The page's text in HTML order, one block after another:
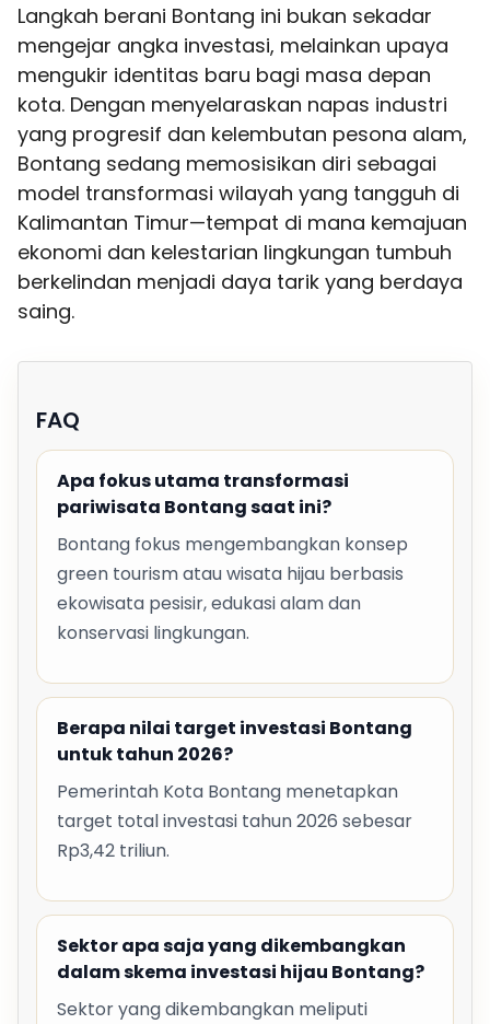
Langkah berani Bontang ini bukan sekadar
mengejar angka investasi, melainkan upaya
mengukir identitas baru bagi masa depan
kota. Dengan menyelaraskan napas industri
yang progresif dan kelembutan pesona alam,
Bontang sedang memosisikan diri sebagai
model transformasi wilayah yang tangguh di
Kalimantan Timur—tempat di mana kemajuan
ekonomi dan kelestarian lingkungan tumbuh
berkelindan menjadi daya tarik yang berdaya
saing.
FAQ
Apa fokus utama transformasi
pariwisata Bontang saat ini?
Bontang fokus mengembangkan konsep
green tourism atau wisata hijau berbasis
ekowisata pesisir, edukasi alam dan
konservasi lingkungan.
Berapa nilai target investasi Bontang
untuk tahun 2026?
Pemerintah Kota Bontang menetapkan
target total investasi tahun 2026 sebesar
Rp3,42 triliun.
Sektor apa saja yang dikembangkan
dalam skema investasi hijau Bontang?
Sektor yang dikembangkan meliputi